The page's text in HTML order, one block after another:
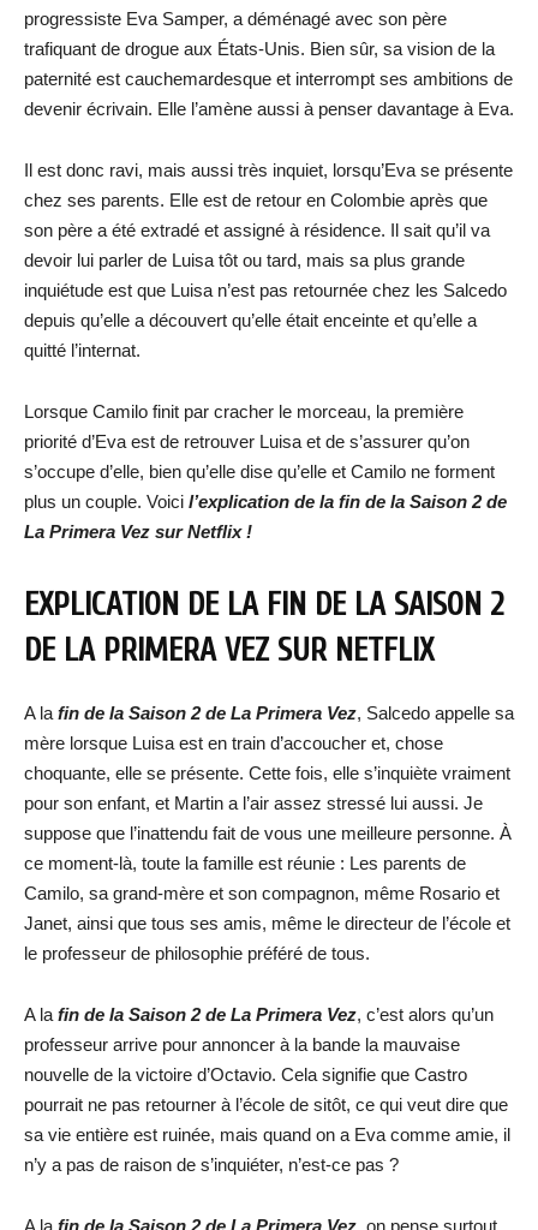
progressiste Eva Samper, a déménagé avec son père
trafiquant de drogue aux États-Unis. Bien sûr, sa vision de la
paternité est cauchemardesque et interrompt ses ambitions de
devenir écrivain. Elle l’amène aussi à penser davantage à Eva.
Il est donc ravi, mais aussi très inquiet, lorsqu’Eva se présente
chez ses parents. Elle est de retour en Colombie après que
son père a été extradé et assigné à résidence. Il sait qu’il va
devoir lui parler de Luisa tôt ou tard, mais sa plus grande
inquiétude est que Luisa n’est pas retournée chez les Salcedo
depuis qu’elle a découvert qu’elle était enceinte et qu’elle a
quitté l’internat.
Lorsque Camilo finit par cracher le morceau, la première
priorité d’Eva est de retrouver Luisa et de s’assurer qu’on
s’occupe d’elle, bien qu’elle dise qu’elle et Camilo ne forment
plus un couple. Voici l’explication de la fin de la Saison 2 de
La Primera Vez sur Netflix !
EXPLICATION DE LA FIN DE LA SAISON 2
DE LA PRIMERA VEZ SUR NETFLIX
A la fin de la Saison 2 de La Primera Vez, Salcedo appelle sa
mère lorsque Luisa est en train d’accoucher et, chose
choquante, elle se présente. Cette fois, elle s’inquiète vraiment
pour son enfant, et Martin a l’air assez stressé lui aussi. Je
suppose que l’inattendu fait de vous une meilleure personne. À
ce moment-là, toute la famille est réunie : Les parents de
Camilo, sa grand-mère et son compagnon, même Rosario et
Janet, ainsi que tous ses amis, même le directeur de l’école et
le professeur de philosophie préféré de tous.
A la fin de la Saison 2 de La Primera Vez, c’est alors qu’un
professeur arrive pour annoncer à la bande la mauvaise
nouvelle de la victoire d’Octavio. Cela signifie que Castro
pourrait ne pas retourner à l’école de sitôt, ce qui veut dire que
sa vie entière est ruinée, mais quand on a Eva comme amie, il
n’y a pas de raison de s’inquiéter, n’est-ce pas ?
A la fin de la Saison 2 de La Primera Vez , on pense surtout